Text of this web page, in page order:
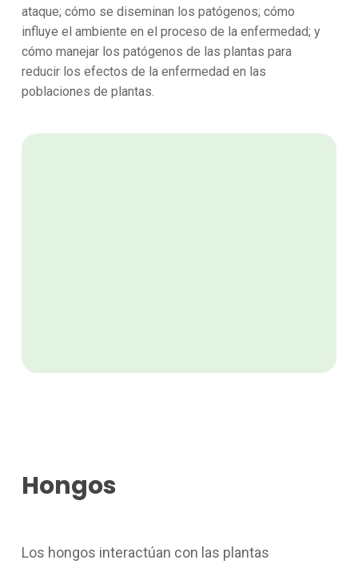
ataque; cómo se diseminan los patógenos; cómo
influye el ambiente en el proceso de la enfermedad; y
cómo manejar los patógenos de las plantas para
reducir los efectos de la enfermedad en las
poblaciones de plantas.
Hongos
Los hongos interactúan con las plantas